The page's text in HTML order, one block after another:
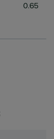
0.65